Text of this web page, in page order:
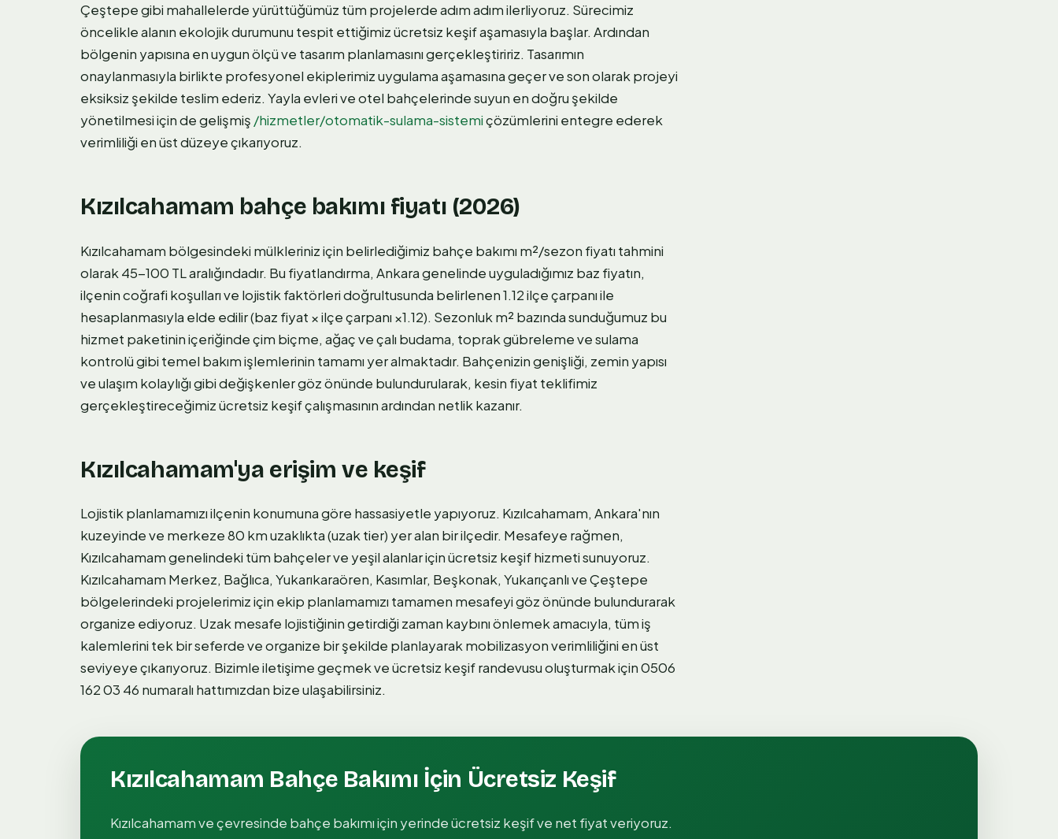
Çeştepe gibi mahallelerde yürüttüğümüz tüm projelerde adım adım ilerliyoruz. Sürecimiz
öncelikle alanın ekolojik durumunu tespit ettiğimiz ücretsiz keşif aşamasıyla başlar. Ardından
bölgenin yapısına en uygun ölçü ve tasarım planlamasını gerçekleştiririz. Tasarımın
onaylanmasıyla birlikte profesyonel ekiplerimiz uygulama aşamasına geçer ve son olarak projeyi
eksiksiz şekilde teslim ederiz. Yayla evleri ve otel bahçelerinde suyun en doğru şekilde
yönetilmesi için de gelişmiş /hizmetler/otomatik-sulama-sistemiçözümlerini entegre ederek
verimliliği en üst düzeye çıkarıyoruz.
Kızılcahamam bahçe bakımı fiyatı (2026)
Kızılcahamam bölgesindeki mülkleriniz için belirlediğimiz bahçe bakımı m²/sezon fiyatı tahmini
olarak 45-100 TL aralığındadır. Bu fiyatlandırma, Ankara genelinde uyguladığımız baz fiyatın,
ilçenin coğrafi koşulları ve lojistik faktörleri doğrultusunda belirlenen 1.12 ilçe çarpanı ile
hesaplanmasıyla elde edilir (baz fiyat × ilçe çarpanı ×1.12). Sezonluk m² bazında sunduğumuz bu
hizmet paketinin içeriğinde çim biçme, ağaç ve çalı budama, toprak gübreleme ve sulama
kontrolü gibi temel bakım işlemlerinin tamamı yer almaktadır. Bahçenizin genişliği, zemin yapısı
ve ulaşım kolaylığı gibi değişkenler göz önünde bulundurularak, kesin fiyat teklifimiz
gerçekleştireceğimiz ücretsiz keşif çalışmasının ardından netlik kazanır.
Kızılcahamam'ya erişim ve keşif
Lojistik planlamamızı ilçenin konumuna göre hassasiyetle yapıyoruz. Kızılcahamam, Ankara'nın
kuzeyinde ve merkeze 80 km uzaklıkta (uzak tier) yer alan bir ilçedir. Mesafeye rağmen,
Kızılcahamam genelindeki tüm bahçeler ve yeşil alanlar için ücretsiz keşif hizmeti sunuyoruz.
Kızılcahamam Merkez, Bağlıca, Yukarıkaraören, Kasımlar, Beşkonak, Yukarıçanlı ve Çeştepe
bölgelerindeki projelerimiz için ekip planlamamızı tamamen mesafeyi göz önünde bulundurarak
organize ediyoruz. Uzak mesafe lojistiğinin getirdiği zaman kaybını önlemek amacıyla, tüm iş
kalemlerini tek bir seferde ve organize bir şekilde planlayarak mobilizasyon verimliliğini en üst
seviyeye çıkarıyoruz. Bizimle iletişime geçmek ve ücretsiz keşif randevusu oluşturmak için 0506
162 03 46 numaralı hattımızdan bize ulaşabilirsiniz.
Kızılcahamam Bahçe Bakımı İçin Ücretsiz Keşif
Kızılcahamamve çevresinde bahçe bakımıiçin yerinde ücretsiz keşif ve net fiyat veriyoruz.